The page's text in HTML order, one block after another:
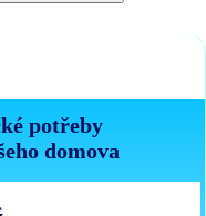
potřeby
domova